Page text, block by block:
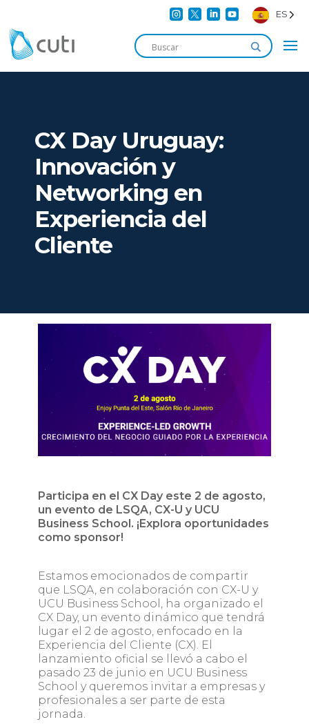
    ES
CX Day Uruguay:
Innovación y
Networking en
Experiencia del
Cliente
Participa en el CX Day este 2 de agosto,
un evento de LSQA, CX-U y UCU
Business School. ¡Explora oportunidades
como sponsor!
Estamos emocionados de compartir
que LSQA, en colaboración con CX-U y
UCU Business School, ha organizado el
CX Day, un evento dinámico que tendrá
lugar el 2 de agosto, enfocado en la
Experiencia del Cliente (CX). El
lanzamiento oficial se llevó a cabo el
pasado 23 de junio en UCU Business
School y queremos invitar a empresas y
profesionales a ser parte de esta
jornada.